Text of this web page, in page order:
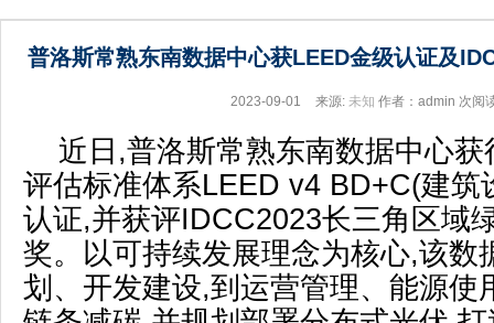
普洛斯常熟东南数据中心获LEED金级认证及
2023-09-01 来源: 未知 作者：admin 次阅
近日,普洛斯常熟东南数据中心
评估标准体系LEED v4 BD+C(建筑
认证,并获评IDCC2023长三角区域
奖。以可持续发展理念为核心,该数
划、开发建设,到运营管理、能源使